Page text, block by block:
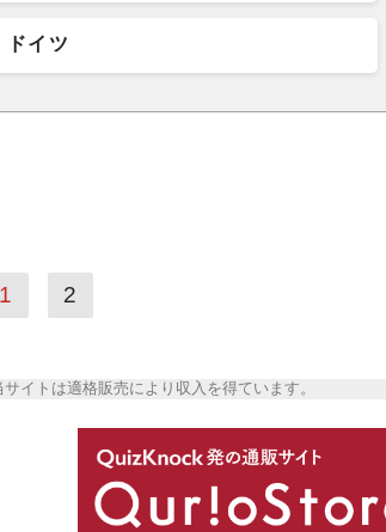
ドイツ
1 2
イトは適格販売により収入を得ています。